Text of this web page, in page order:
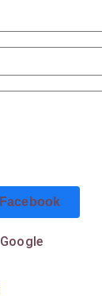
Facebook
Google